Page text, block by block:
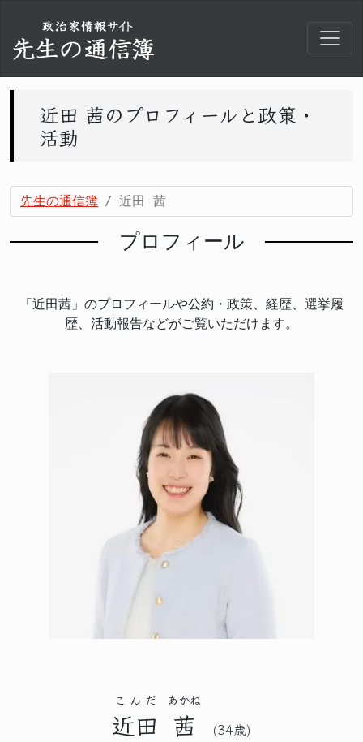
近田 茜のプロフィールと政策・
活動
先生の通信簿 近田 茜
プロフィール
「近田茜」のプロフィールや公約・政策、経歴、選挙履
歴、活動報告などがご覧いただけます。
近田
こんだ
茜
あかね
(34歳)